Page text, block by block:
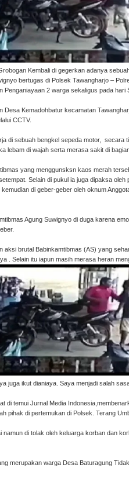
Kembali di gegerkan adanya
bertugas di Polsek Tawangharjo –
2 warga sekaligus pada hari
Desa Kemadohbatur kecamatan
CCTV.
di sebuah bengkel sepeda motor, secara
lebam di wajah serta merasa sakit di
yang menggunsksn kaos merah
Selain di pukul ia juga dipaksa
di geber-geber oleh oknum
Agung Suwignyo di duga karena
brutal Babinkamtibmas (AS) yang
. Selain itu iapun masih merasa heran
juga ikut dianiaya. Saya menjadi salah
di temui Jurnal Media
pihak di pertemukan di Polsek. Terang
di tolak oleh keluarga korban dan
merupakan warga Desa Baturagung